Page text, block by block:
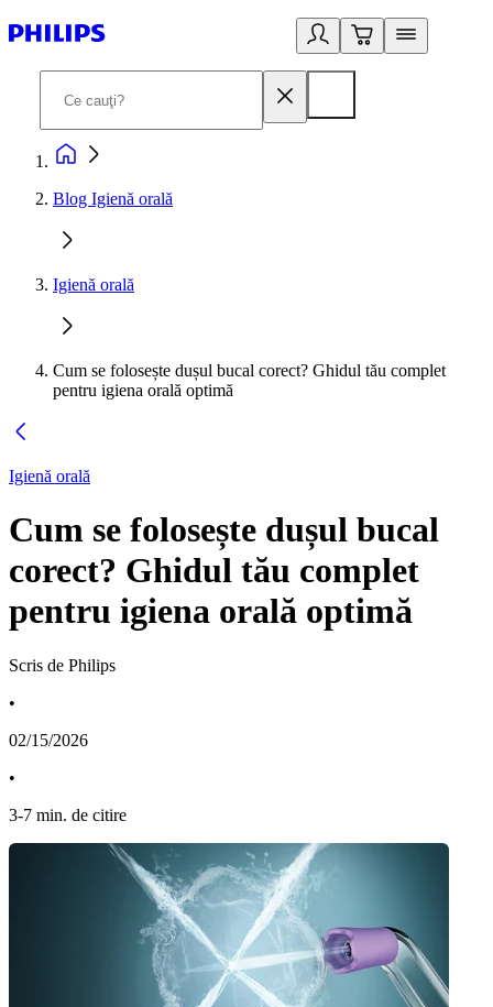
Blog Igienă orală
Igienă orală
Cum se folosește dușul bucal corect? Ghidul tău complet
pentru igiena orală optimă
Igienă orală
Cum se folosește dușul bucal
corect? Ghidul tău complet
pentru igiena orală optimă
Scris de Philips
•
02/15/2026
•
3-7 min. de citire